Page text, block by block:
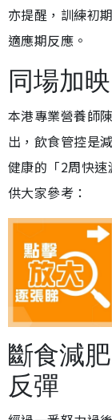
亦提醒，訓練初
適應期反應。
同場加
本港專業營養師
出，飲食管控是
健康的「2周快速
供大家參考：
斷食減
反彈